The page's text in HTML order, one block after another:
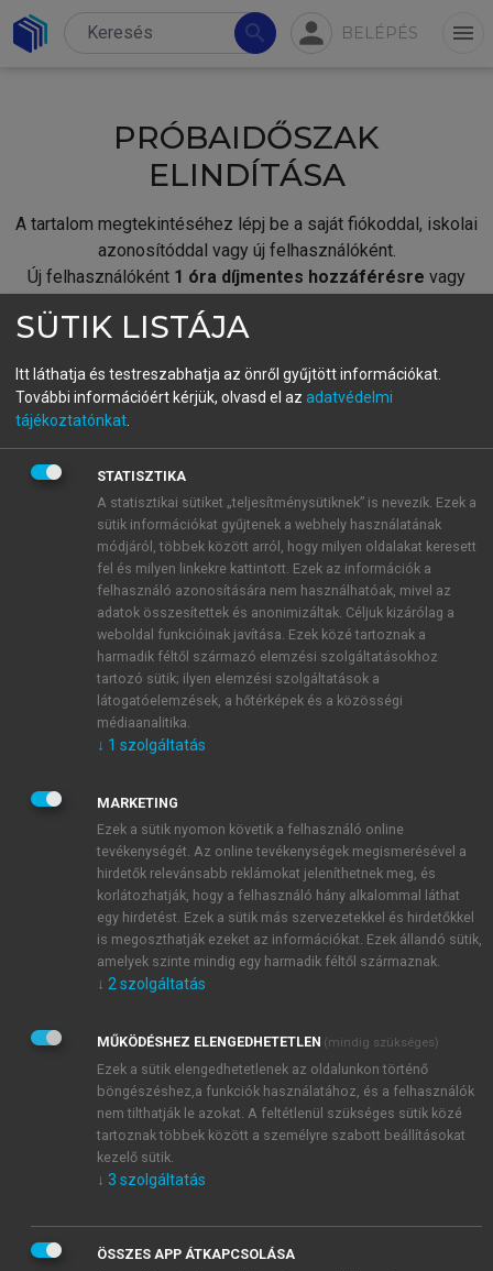
search person BELÉPÉS menu
PRÓBAIDŐSZAK
ELINDÍTÁSA
A tartalom megtekintéséhez lépj be a saját fiókoddal, iskolai
azonosítóddal vagy új felhasználóként.
Új felhasználóként 1 óra díjmentes hozzáférésre vagy
fiókoddal,vagy hozz létre új fiókot.
A regisztráció után apróbaidőszakautomatikusan
BELÉPÉS SAJÁT FIÓKKAL
ÚJ FIÓK LÉTREHOZÁSA
1 óra díjmentes hozzáférés
E-MAIL-CÍM
JELSZÓ
JELSZÓ ÚJRA
Kérek értesítést a MeRSZ újdonságairól, akcióiról.
Kérek értesítést az Akadémiai Kiadó Zrt. újdonságairól,
Adatkezelési tájékoztatóbanfoglaltakat tudomásul
veszem és elfogadom.
Általános vásárlási feltételeket, valamint a szotar.netés a
mersz.huoldalak licencszerződéseiben foglaltakat
tudomásul veszem és elfogadom.
KIPRÓBÁLOM
SÜTIK LISTÁJA
Itt láthatja és testreszabhatja az önről gyűjtött információkat.
További információért kérjük, olvasd el az adatvédelmi
tájékoztatónkat
STATISZTIKA
A statisztikai sütiket „teljesítménysütiknek” is nevezik. Ezek a
sütik információkat gyűjtenek a webhely használatának
módjáról, többek között arról, hogy milyen oldalakat keresett
fel és milyen linkekre kattintott. Ezek az információk a
felhasználó azonosítására nem használhatóak, mivel az
adatok összesítettek és anonimizáltak. Céljuk kizárólag a
weboldal funkcióinak javítása. Ezek közé tartoznak a
harmadik féltől származó elemzési szolgáltatásokhoz
tartozó sütik; ilyen elemzési szolgáltatások a
látogatóelemzések, a hőtérképek és a közösségi
médiaanalitika.
↓ 1 szolgáltatás
MARKETING
Ezek a sütik nyomon követik a felhasználó online
tevékenységét. Az online tevékenységek megismerésével a
hirdetők relevánsabb reklámokat jeleníthetnek meg, és
korlátozhatják, hogy a felhasználó hány alkalommal láthat
egy hirdetést. Ezek a sütik más szervezetekkel és hirdetőkkel
is megoszthatják ezeket az információkat. Ezek állandó sütik,
amelyek szinte mindig egy harmadik féltől származnak.
↓ 2 szolgáltatás
MŰKÖDÉSHEZ ELENGEDHETETLEN (mindig szükséges)
Ezek a sütik elengedhetetlenek az oldalunkon történő
böngészéshez,a funkciók használatához, és a felhasználók
nem tilthatják le azokat. A feltétlenül szükséges sütik közé
tartoznak többek között a személyre szabott beállításokat
kezelő sütik.
↓ 3 szolgáltatás
ÖSSZES APP ÁTKAPCSOLÁSA